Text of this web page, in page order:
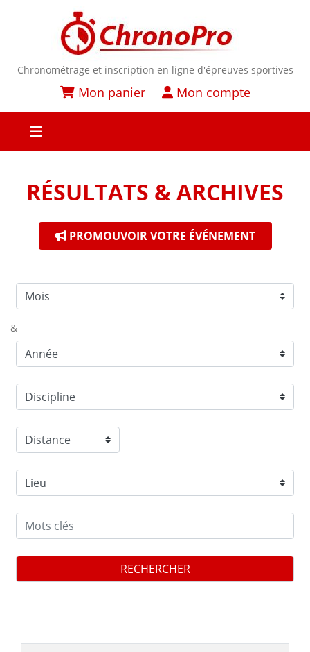
Chronométrage et inscription en ligne d'épreuves sportives
Mon panier Mon compte
RÉSULTATS & ARCHIVES
PROMOUVOIR VOTRE ÉVÉNEMENT
&
RECHERCHER